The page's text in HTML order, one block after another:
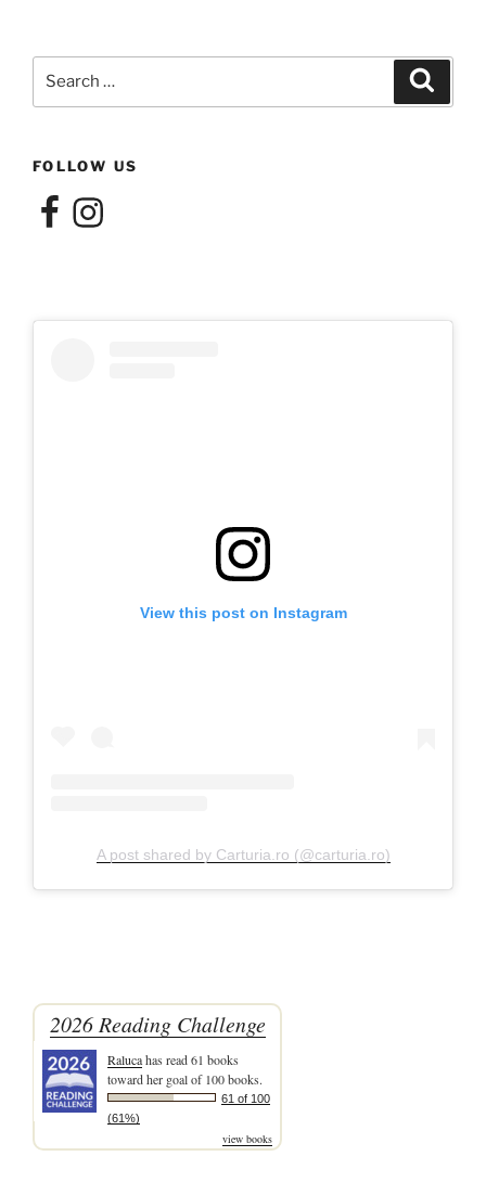
FOLLOW US
FacebookInstagram
View this post on Instagram
A post shared by Carturia.ro (@carturia.ro)
2026 Reading Challenge
Ralucahas read 61 books
toward her goal of 100 books.
61 of 100
(61%)
view books